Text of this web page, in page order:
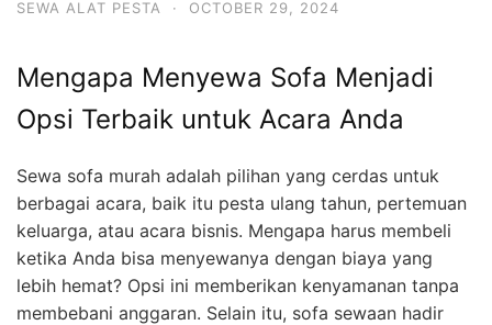
SEWA ALAT PESTA · OCTOBER 29, 2024
Mengapa Menyewa Sofa Menjadi
Opsi Terbaik untuk Acara Anda
Sewa sofa murah adalah pilihan yang cerdas untuk
berbagai acara, baik itu pesta ulang tahun, pertemuan
keluarga, atau acara bisnis. Mengapa harus membeli
ketika Anda bisa menyewanya dengan biaya yang
lebih hemat? Opsi ini memberikan kenyamanan tanpa
membebani anggaran. Selain itu, sofa sewaan hadir